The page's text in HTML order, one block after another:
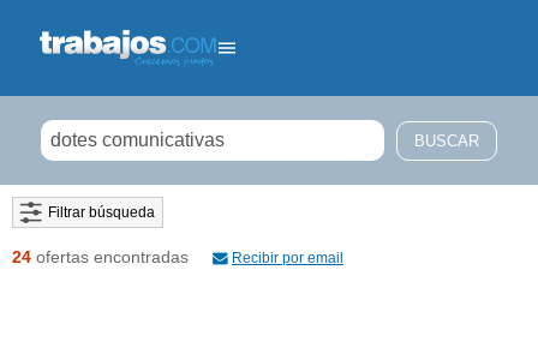
Filtrar búsqueda
24 ofertas encontradas Recibir por email